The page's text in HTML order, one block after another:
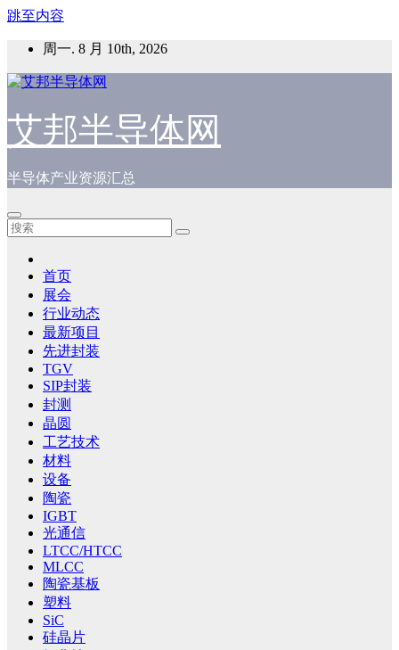
跳至内容
周一. 8 月 10th, 2026
艾邦半导体网
半导体产业资源汇总
首页
展会
行业动态
最新项目
先进封装
TGV
SIP封装
封测
晶圆
工艺技术
材料
设备
陶瓷
IGBT
光通信
LTCC/HTCC
MLCC
陶瓷基板
塑料
SiC
硅晶片